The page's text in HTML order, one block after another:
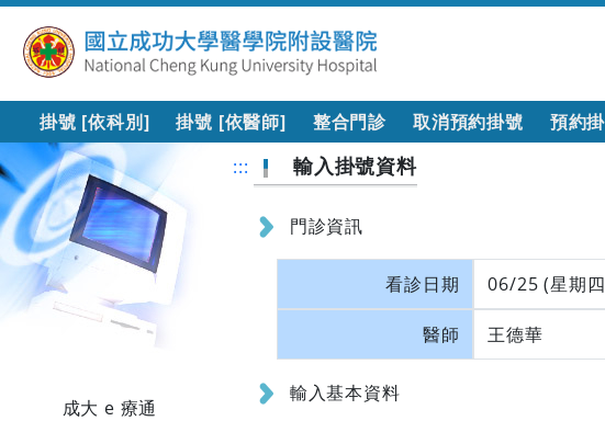
掛號 [依科別] 掛號 [依醫師] 整合門診 取消預約掛號 預約
成大 e 療通
::: 輸入掛號資料
門診資訊
看診日期 06/25 (星期
醫師 王德華
輸入基本資料